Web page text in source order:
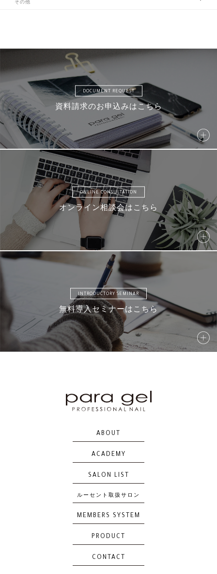
AMD11 AMD12
AMD13 AMD14 AMD15
AMD17 AMD20
AMD23
AM26 AM27 AM28
AM30 AM31
AMD34 AMD35
AM38 AM39
その他
DOCUMENT REQUEST
資料請求のお申込みはこちら
ONLINE CONSULTATION
オンライン相談会はこちら
INTRODUCTORY SEMINAR
無料導入セミナーはこちら
ABOUT
ACADEMY
SALON LIST
ルーセント取扱サロン
MEMBERS SYSTEM
PRODUCT
CONTACT